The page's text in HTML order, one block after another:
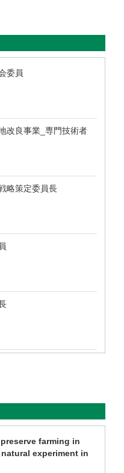
委員
改良事業_専門技術者
略策定委員長
farming in
experiment in